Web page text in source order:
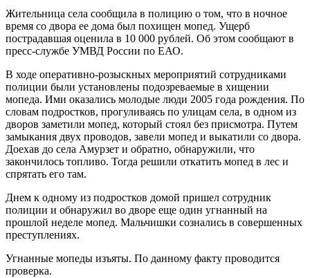
Жительница села сообщила в полицию о том, что в ночное
время со двора ее дома был похищен мопед. Ущерб
пострадавшая оценила в 10 000 рублей. Об этом сообщают в
пресс-службе УМВД России по ЕАО.
В ходе оперативно-розыскных мероприятий сотрудниками
полиции были установлены подозреваемые в хищении
мопеда. Ими оказались молодые люди 2005 года рождения. По
словам подростков, прогуливаясь по улицам села, в одном из
дворов заметили мопед, который стоял без присмотра. Путем
замыкания двух проводов, завели мопед и выкатили со двора.
Доехав до села Амурзет и обратно, обнаружили, что
закончилось топливо. Тогда решили откатить мопед в лес и
спрятать его там.
Днем к одному из подростков домой пришел сотрудник
полиции и обнаружил во дворе еще один угнанный на
прошлой неделе мопед. Мальчишки сознались в совершенных
преступлениях.
Угнанные мопеды изъяты. По данному факту проводится
проверка.